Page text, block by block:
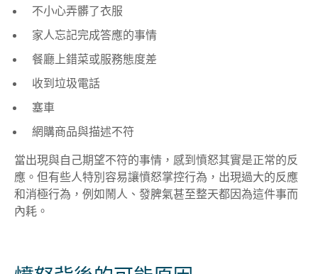
不小心弄髒了衣服
家人忘記完成答應的事情
餐廳上錯菜或服務態度差
收到垃圾電話
塞車
網購商品與描述不符
當出現與自己期望不符的事情，感到憤怒其實是正常的反
應。但有些人特別容易讓憤怒掌控行為，出現過大的反應
和消極行為，例如鬧人、發脾氣甚至整天都因為這件事而
內耗。